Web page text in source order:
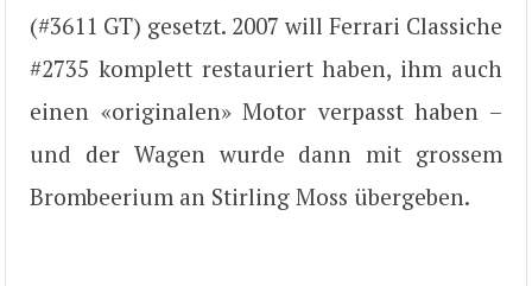
(#3611 GT) gesetzt. 2007 will Ferrari Classiche
#2735 komplett restauriert haben, ihm auch
einen «originalen» Motor verpasst haben –
und der Wagen wurde dann mit grossem
Brombeerium an Stirling Moss übergeben.